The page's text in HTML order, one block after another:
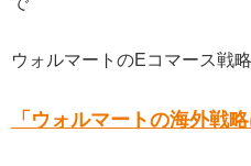
ウォルマートのEコマース戦略
「ウォルマートの海外戦